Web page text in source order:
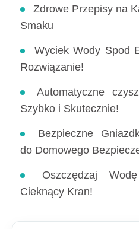
Zdrowe Przepisy na
Smaku
Wyciek Wody Spod
Rozwiązanie!
Automatyczne
Szybko i Skutecznie!
Bezpieczne
do Domowego
Oszczędzaj
Cieknący Kran!